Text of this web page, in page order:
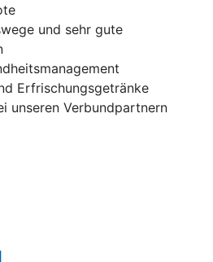
und sehr gute
Erfrischungsgetränke
unseren Verbundpartnern